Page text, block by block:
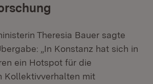
Theresia Bauer sagte
„In Konstanz hat sich in
ein Hotspot für die
Kollektivverhalten mit